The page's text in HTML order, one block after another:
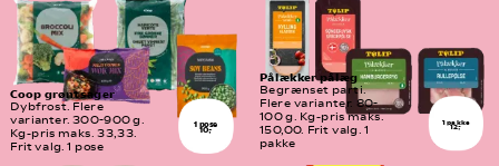
1 pose
10,-
Coop grøntsager
Dybfrost. Flere
varianter. 300-900 g.
Kg-pris maks. 33,33.
Frit valg. 1 pose
1 pakke
12,-
Pålækker pålæg
Begrænset parti.
Flere varianter. 80-
100 g. Kg-pris maks.
150,00. Frit valg. 1
pakke